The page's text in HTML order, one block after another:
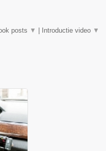
posts ▼ Introductie video ▼